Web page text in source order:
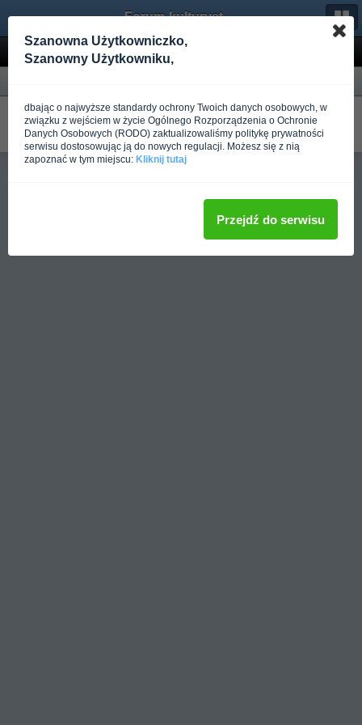
Forum-kulturystyka.pl
Wyniki wyszukiwania
Dieta do oceny -redu
W Dieta
NapisanoPonad rok temuprzez Rafalkarcz
Szanowna Użytkowniczko,
Szanowny Użytkowniku,
dbając o najwyższe standardy ochrony Twoich danych osobowych, w
związku z wejściem w życie Ogólnego Rozporządzenia o Ochronie
Danych Osobowych (RODO) zaktualizowaliśmy politykę prywatności
serwisu dostosowując ją do nowych regulacji. Możesz się z nią
zapoznać w tym miejscu: Kliknij tutaj
Przejdź do serwisu